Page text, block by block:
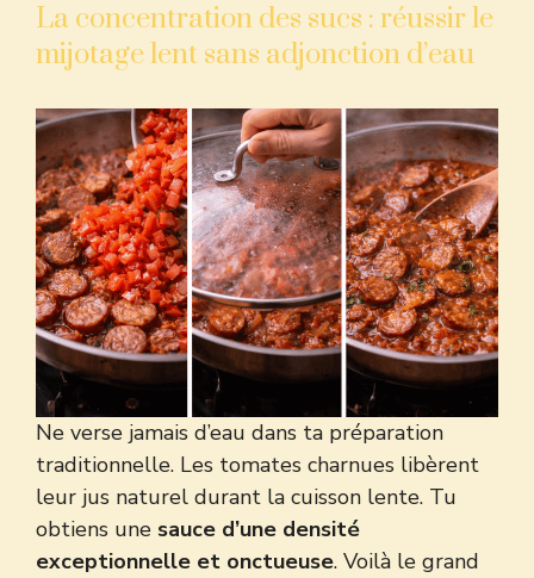
La concentration des sucs : réussir le
mijotage lent sans adjonction d’eau
Ne verse jamais d’eau dans ta préparation
traditionnelle. Les tomates charnues libèrent
leur jus naturel durant la cuisson lente. Tu
obtiens une sauce d’une densité
exceptionnelle et onctueuse. Voilà le grand